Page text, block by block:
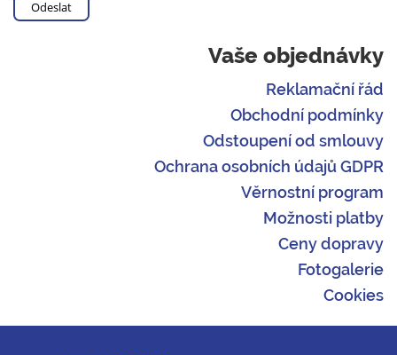
Vaše objednávky
Reklamační řád
Obchodní podmínky
Odstoupení od smlouvy
Ochrana osobních údajů GDPR
Věrnostní program
Možnosti platby
Ceny dopravy
Fotogalerie
Cookies